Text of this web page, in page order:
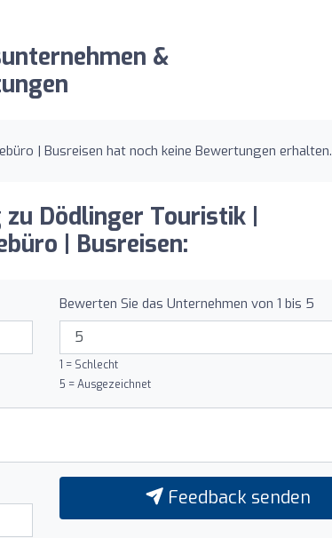
&
| Busreisen hat noch keine Bewertungen erhalten.
Dödlinger Touristik |
| Busreisen:
Bewerten Sie das Unternehmen von 1 bis 5
1 = Schlecht
5 = Ausgezeichnet
Feedback senden